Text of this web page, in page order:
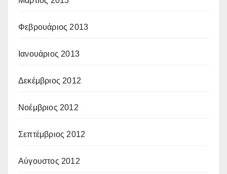
Φεβρουάριος 2013
Ιανουάριος 2013
Δεκέμβριος 2012
Νοέμβριος 2012
Σεπτέμβριος 2012
Αύγουστος 2012